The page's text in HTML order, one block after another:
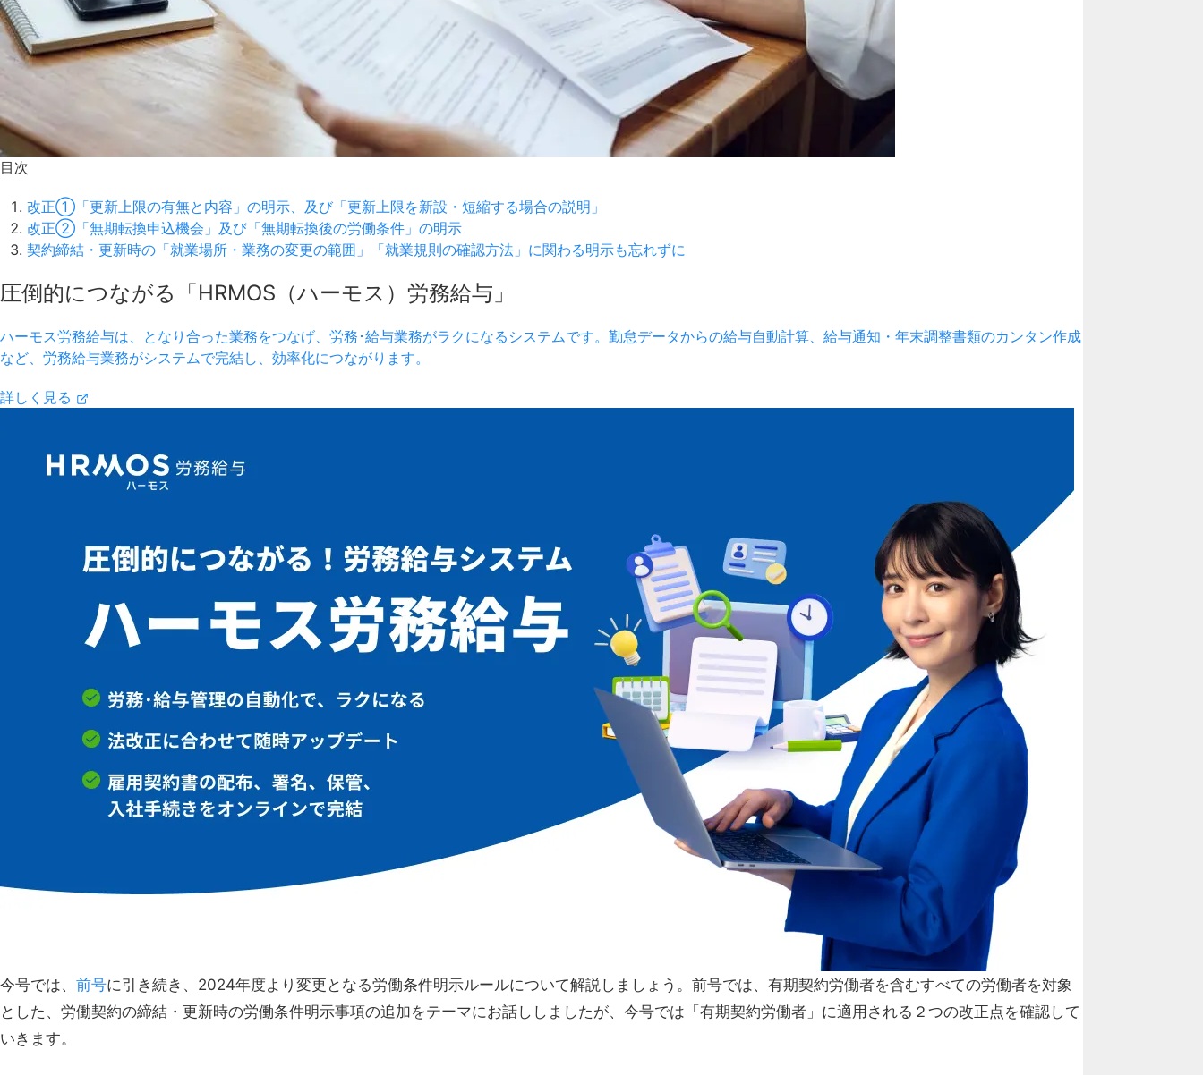
目次
改正①「更新上限の有無と内容」の明示、及び「更新上限を新設・短縮する場合の説明」
改正②「無期転換申込機会」及び「無期転換後の労働条件」の明示
契約締結・更新時の「就業場所・業務の変更の範囲」「就業規則の確認方法」に関わる明示も忘れずに
圧倒的につながる「HRMOS（ハーモス）労務給与」
ハーモス労務給与は、となり合った業務をつなげ、労務･給与業務がラクになるシステムです。勤怠データからの給与自動計算、給与通知・年末調整書類のカンタン作成
など、労務給与業務がシステムで完結し、効率化につながります。
詳しく見る
今号では、 前号に引き続き、2024年度より変更となる労働条件明示ルールについて解説しましょう。前号では、有期契約労働者を含むすべての労働者を対象
とした、労働契約の締結・更新時の労働条件明示事項の追加をテーマにお話ししましたが、今号では「有期契約労働者」に適用される２つの改正点を確認して
いきます。